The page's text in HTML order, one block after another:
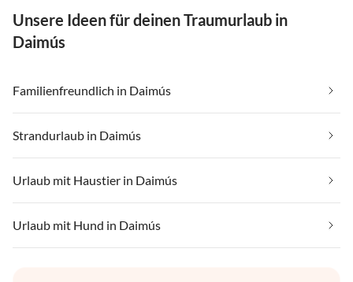
Unsere Ideen für deinen Traumurlaub in
Daimús
Familienfreundlich in Daimús
Strandurlaub in Daimús
Urlaub mit Haustier in Daimús
Urlaub mit Hund in Daimús